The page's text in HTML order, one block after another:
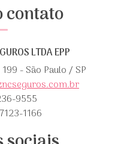
contato
LTDA EPP
- São Paulo / SP
9555
1166